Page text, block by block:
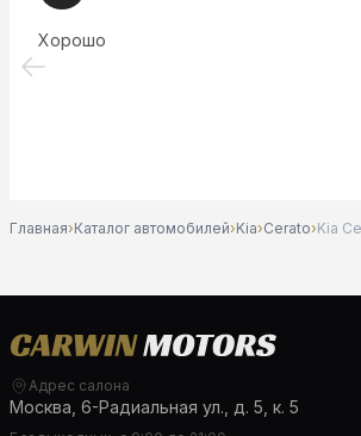
Хорошо
Главная›Каталог автомобилей›Kia›Cerato›Kia
Адрес салона
Москва, 6-Радиальная ул., д. 5, к. 5